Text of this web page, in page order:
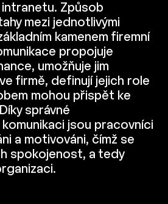
Způsob
mezi jednotlivými
kamenem firemní
propojuje
umožňuje jim
firmě, definují jejich role
mohou přispět ke
správné
jsou pracovníci
a motivováni, čímž se
spokojenost, a tedy